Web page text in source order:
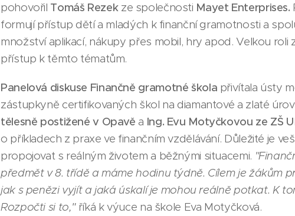
pohovořil Tomáš Rezek ze společnosti Mayet Enterprises.
formují přístup dětí a mladých k finanční gramotnosti a
množství aplikací, nákupy přes mobil, hry apod. Velkou roli
přístup k těmto tématům.
Panelová diskuse Finančně gramotné škola přivítala ústy
zástupkyně certifikovaných škol na diamantové a zlaté
tělesně postižené v Opavě a Ing. Evu Motyčkovou ze ZŠ
o příkladech z praxe ve finančním vzdělávání. Důležité je
propojovat s reálným životem a běžnými situacemi.
předmět v 8. třídě a máme hodinu týdně. Cílem je žákům
jak s penězi vyjít a jaká úskalí je mohou reálně potkat. K
Rozpočti si to,"říká k výuce na škole Eva Motyčková.